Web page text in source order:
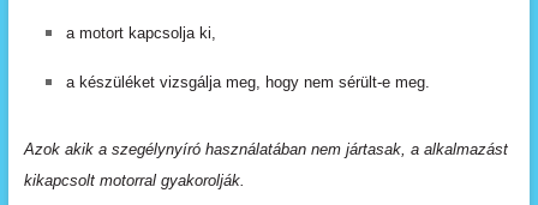
a motort kapcsolja ki,
a készüléket vizsgálja meg, hogy nem sérült-e meg.
Azok akik a szegélynyíró használatában nem jártasak, a alkalmazást
kikapcsolt motorral gyakorolják.